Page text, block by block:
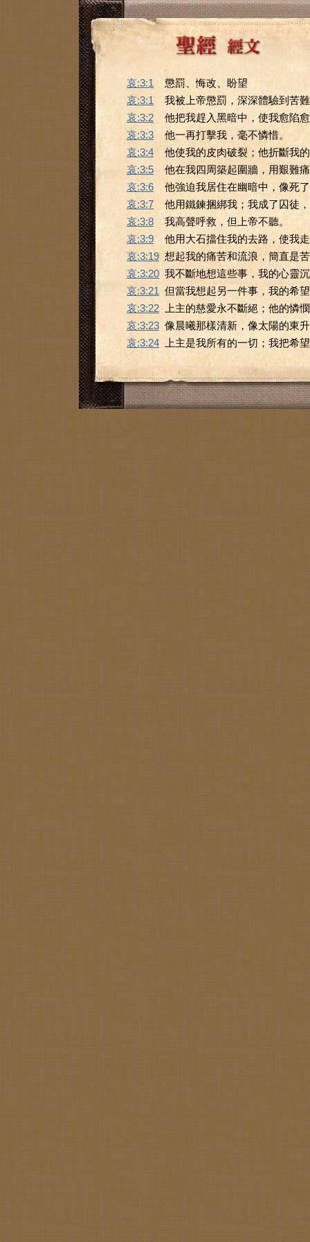
哀:3:1
懲罰、悔改、盼望
哀:3:1
我被上帝懲罰，深深體驗到苦
哀:3:2
他把我趕入黑暗中，使我愈陷
哀:3:3
他一再打擊我，毫不憐惜。
哀:3:4
他使我的皮肉破裂；他折斷我
哀:3:5
他在我四周築起圍牆，用艱難
哀:3:6
他強迫我居住在幽暗中，像死
哀:3:7
他用鐵鍊捆綁我；我成了囚徒
哀:3:8
我高聲呼救，但上帝不聽。
哀:3:9
他用大石擋住我的去路，使我
哀:3:19 想起我的痛苦和流浪，簡直是
哀:3:20 我不斷地想這些事，我的心靈
哀:3:21 但當我想起另一件事，我的希
哀:3:22
上主的慈愛永不斷絕；他的憐
哀:3:23 像晨曦那樣清新，像太陽的東
哀:3:24
上主是我所有的一切；我把希